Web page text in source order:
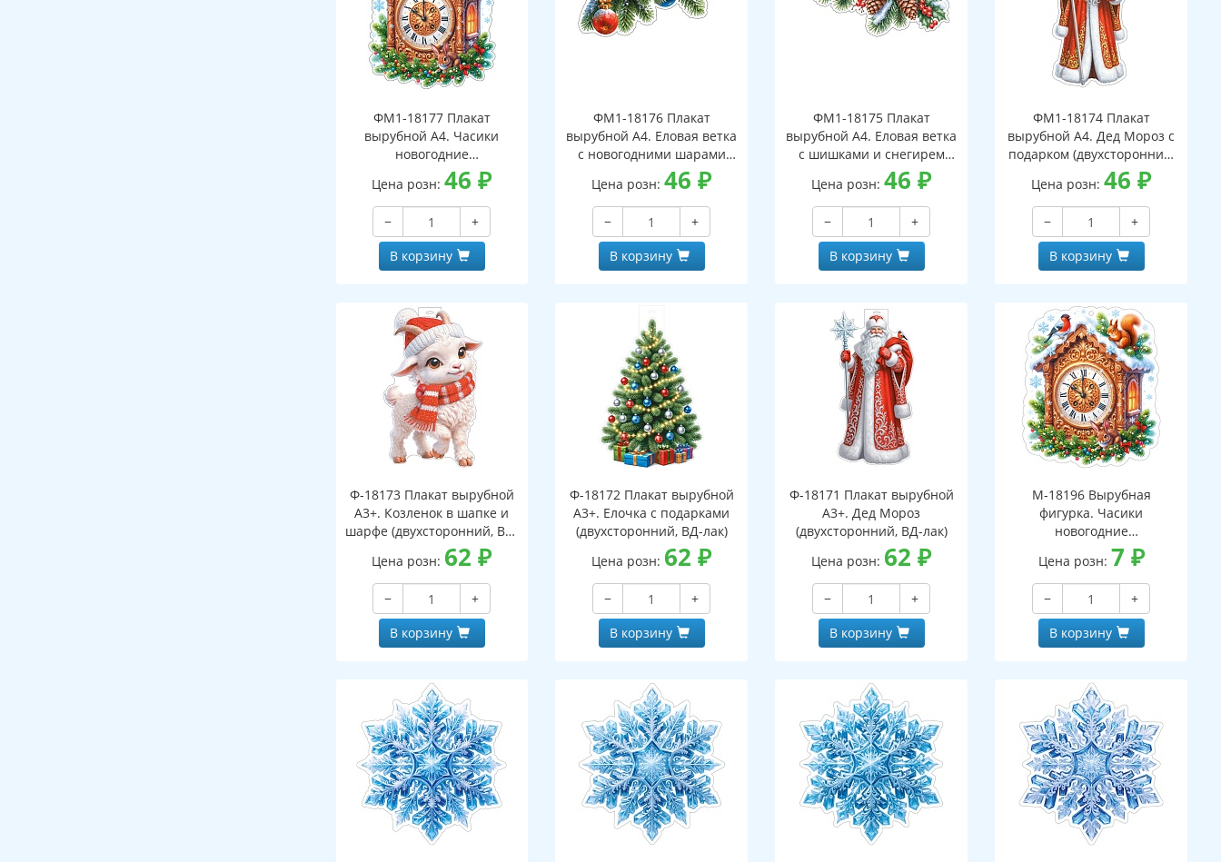
ФМ1-18177 Плакат
вырубной А4. Часики
новогодние
(двухсторонний, ВД-лак)
Цена розн:46₽
−
+
В корзину
ФМ1-18176 Плакат
вырубной А4. Еловая ветка
с новогодними шарами
(двухсторонний, ВД-лак)
Цена розн:46₽
−
+
В корзину
ФМ1-18175 Плакат
вырубной А4. Еловая ветка
с шишками и снегирем
(двухсторонний, ВД-лак)
Цена розн:46₽
−
+
В корзину
ФМ1-18174 Плакат
вырубной А4. Дед Мороз с
подарком (двухсторонний,
ВД-лак)
Цена розн:46₽
−
+
В корзину
Ф-18173 Плакат вырубной
А3+. Козленок в шапке и
шарфе (двухсторонний, ВД-
Цена розн: 62₽
−
+
В корзину
Ф-18172 Плакат вырубной
А3+. Елочка с подарками
(двухсторонний, ВД-лак)
Цена розн: 62₽
−
+
В корзину
Ф-18171 Плакат вырубной
А3+. Дед Мороз
(двухсторонний, ВД-лак)
Цена розн: 62₽
−
+
В корзину
М-18196 Вырубная
фигурка. Часики
новогодние
(двухсторонняя, ВД-лак)
Цена розн: 7 ₽
−
+
В корзину